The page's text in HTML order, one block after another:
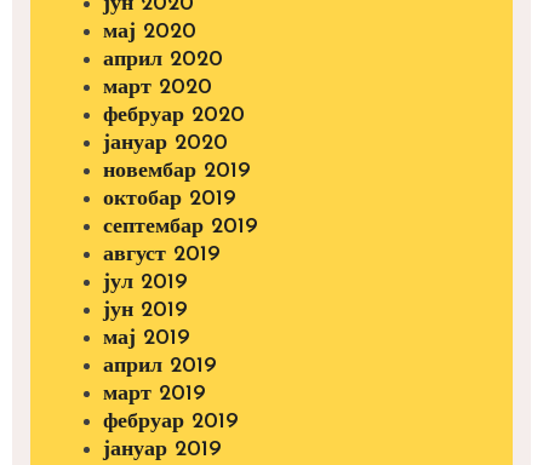
јун 2020
мај 2020
април 2020
март 2020
фебруар 2020
јануар 2020
новембар 2019
октобар 2019
септембар 2019
август 2019
јул 2019
јун 2019
мај 2019
април 2019
март 2019
фебруар 2019
јануар 2019